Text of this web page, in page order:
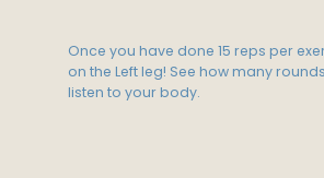
Once you have done 15 reps per
on the Left leg! See how many
listen to your body.